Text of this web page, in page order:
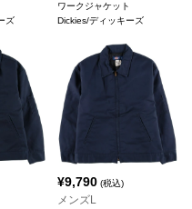
ズ
ワークジャケット
Dickies/ディッキーズ
¥9,790 (税込)
メンズL